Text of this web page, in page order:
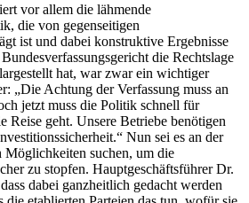
vor allem die lähmende
die von gegenseitigen
ist und dabei konstruktive Ergebnisse
die Rechtslage
hat, war zwar ein wichtiger
„Die Achtung der Verfassung muss an
jetzt muss die Politik schnell für
Reise geht. Unsere Betriebe benötigen
Nun sei es an der
suchen, um die
zu stopfen. Hauptgeschäftsführer Dr.
dabei ganzheitlich gedacht werden